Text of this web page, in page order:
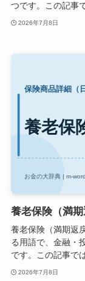
つです。この記事
2026年7月8日
養老保険（満期
養老保険（満期返
る用語で、金融・
です。この記事で
2026年7月8日